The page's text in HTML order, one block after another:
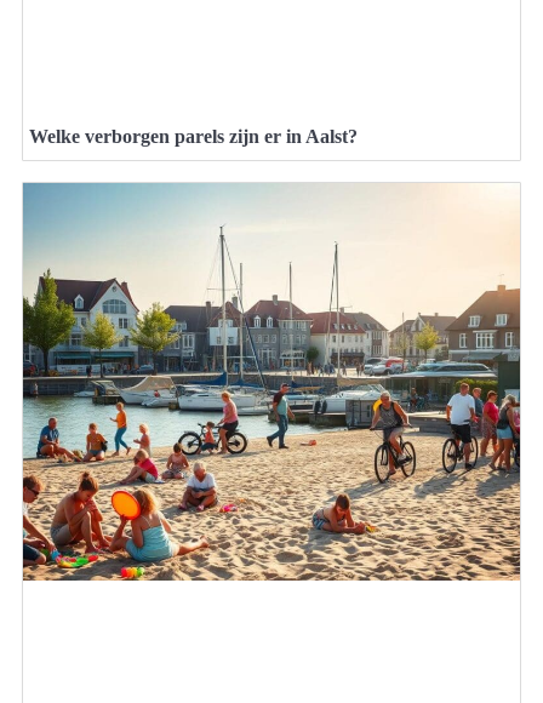
Welke verborgen parels zijn er in Aalst?